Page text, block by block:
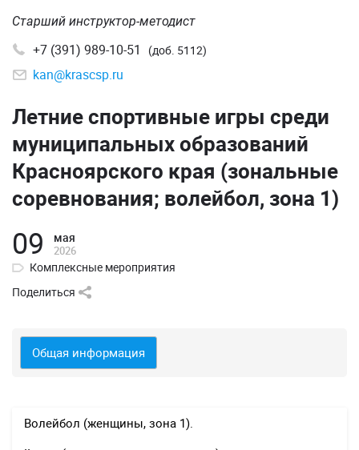
Старший инструктор-методист
+7 (391) 989-10-51 (доб. 5112)
kan@krascsp.ru
Летние спортивные игры среди
муниципальных образований
Красноярского края (зональные
соревнования; волейбол, зона 1)
09 мая
2026
Комплексные мероприятия
Поделиться
Общая информация
Волейбол (женщины, зона 1).